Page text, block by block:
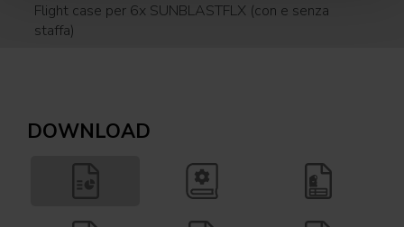
Flight case per 6x SUNBLASTFLX (con e senza
staffa)
DOWNLOAD